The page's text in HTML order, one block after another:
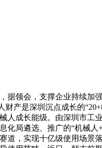
会，支撑企业持续加
产是深圳沉点成长的
成长能级。由深圳市
局遴选、推广的“机械
，实现十亿级使用场